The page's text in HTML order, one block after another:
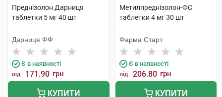
Преднізолон Дарниця
таблетки 5 мг 40 шт
Дарниця ФФ
Є в наявності
від 171.90 грн
КУПИТИ
Метилпреднізолон-ФС
таблетки 4 мг 30 шт
Фарма Старт
Є в наявності
від 206.80 грн
КУПИТИ